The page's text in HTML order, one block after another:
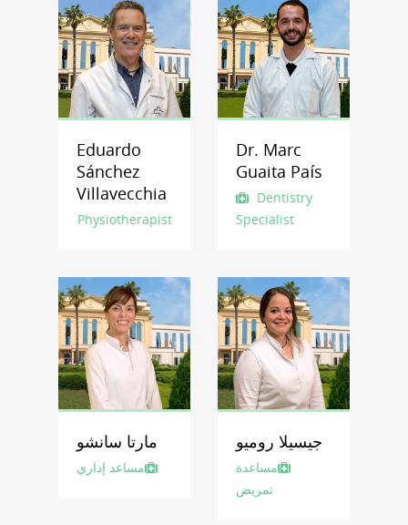
Dr. Marc
Guaita País
Dentistry
Specialist
Eduardo
Sánchez
Villavecchia
Physiotherapist
جيسيلا روميو
مساعدة
تمريض
مارتا سانشو
مساعد إداري